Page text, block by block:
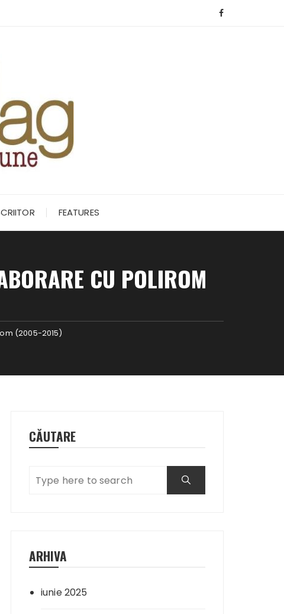
FEATURES
CU POLIROM
(2005-2015)
CĂUTARE
ARHIVA
iunie 2025